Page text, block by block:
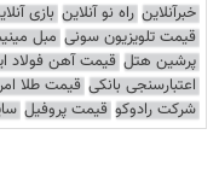
خبرآنلاین راه نو آنلاین بازی
قیمت تلویزیون سونی مبل
پرشین هتل قیمت آهن فولاد
اعتبارسنجی بانکی قیمت طلا
شرکت رادوکو قیمت پروفیل